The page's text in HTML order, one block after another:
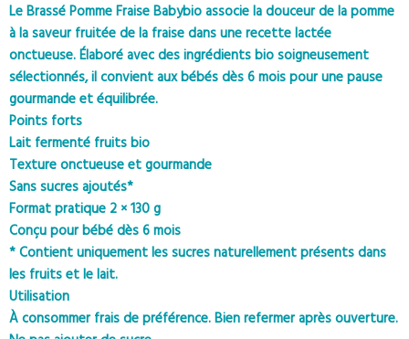
Le Brassé Pomme Fraise Babybio associe la douceur de la pomme
à la saveur fruitée de la fraise dans une recette lactée
onctueuse. Élaboré avec des ingrédients bio soigneusement
sélectionnés, il convient aux bébés dès 6 mois pour une pause
gourmande et équilibrée.
Points forts
Lait fermenté fruits bio
Texture onctueuse et gourmande
Sans sucres ajoutés*
Format pratique 2 × 130 g
Conçu pour bébé dès 6 mois
* Contient uniquement les sucres naturellement présents dans
les fruits et le lait.
Utilisation
À consommer frais de préférence. Bien refermer après ouverture.